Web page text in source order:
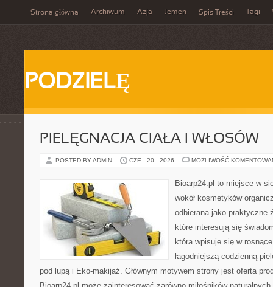
Strona główna Archiwum Azja Jemen Spis Treści Tagi
PODZIELĘ
PIELĘGNACJA CIAŁA I WŁOSÓW
POSTED BY ADMIN CZE - 20 - 2026 MOŻLIWOŚĆ
Bioarp24.pl to miejsce w
wokół kosmetyków
odbierana jako praktyczne
które interesują się
która wpisuje się w
łagodniejszą codzienną
pod lupą i Eko-makijaż. Głównym motywem strony jest oferta